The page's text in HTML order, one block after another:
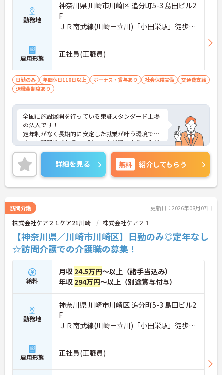
勤務地
神奈川県 川崎市川崎区 追分町5-3 島田ビル2
F
ＪＲ南武線(川崎－立川)「小田栄駅」徒歩19
分
雇用形態 正社員(正職員)
日勤のみ 年間休日110日以上 ボーナス・賞与あり 社会保険完備
交通費支給
退職金制度あり
全国に施設展開を行っている東証スタンダード上場
の法人です！
定年制がなく長期的に安定した就業が叶う環境で
す。人間関係が良好で、職員同士が認め合う文化が
根付いています。
ご興味のある方には、面接対策ポイントなど、さら
に詳細をご案内しますのでお気軽にご相談くださ
い！
詳細を見る 無料 紹介してもらう
訪問介護 更新日：2026年08月07日
株式会社ケア２１ケア21川崎 株式会社ケア２１
【神奈川県／川崎市川崎区】日勤のみ◎定年なし
☆訪問介護での介護職の募集！
給料
月収 24.5万円～以上（諸手当込み）
年収 294万円～以上（別途賞与付与）
勤務地
神奈川県 川崎市川崎区 追分町5-3 島田ビル2
F
ＪＲ南武線(川崎－立川)「小田栄駅」徒歩19
分
雇用形態 正社員(正職員)